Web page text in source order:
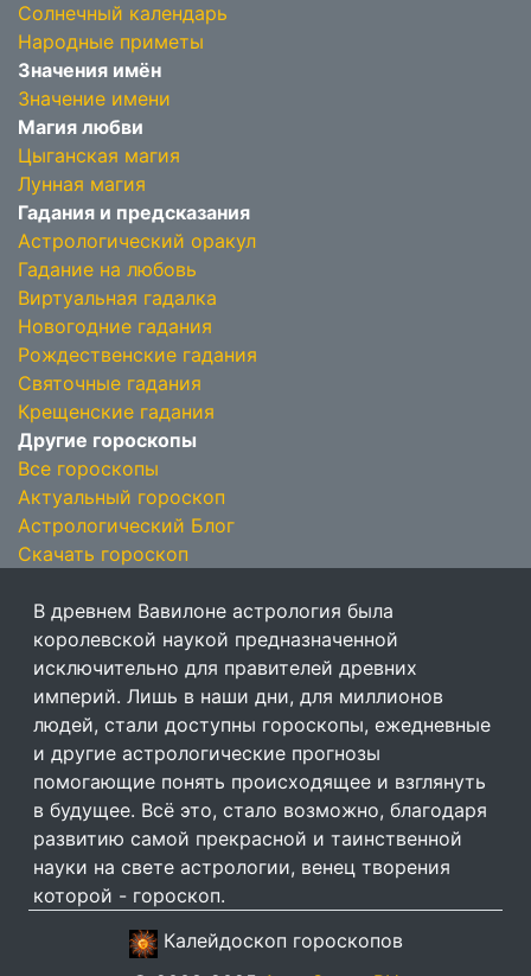
Солнечный календарь
Народные приметы
Значения имён
Значение имени
Магия любви
Цыганская магия
Лунная магия
Гадания и предсказания
Астрологический оракул
Гадание на любовь
Виртуальная гадалка
Новогодние гадания
Рождественские гадания
Святочные гадания
Крещенские гадания
Другие гороскопы
Все гороскопы
Актуальный гороскоп
Астрологический Блог
Скачать гороскоп
В древнем Вавилоне астрология была
королевской наукой предназначенной
исключительно для правителей древних
империй. Лишь в наши дни, для миллионов
людей, стали доступны гороскопы, ежедневные
и другие астрологические прогнозы
помогающие понять происходящее и взглянуть
в будущее. Всё это, стало возможно, благодаря
развитию самой прекрасной и таинственной
науки на свете астрологии, венец творения
которой - гороскоп.
Калейдоскоп гороскопов